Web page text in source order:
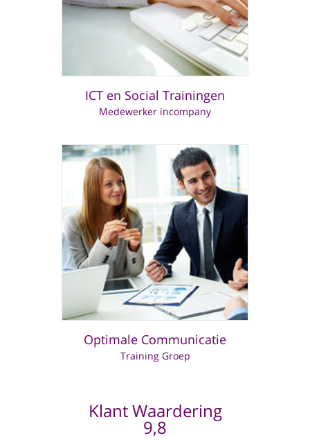
ICT en Social Trainingen
Medewerker incompany
Optimale Communicatie
Training Groep
Klant Waardering
9,8